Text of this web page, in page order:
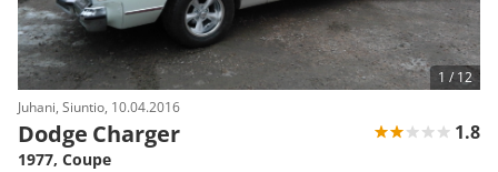
Juhani, Siuntio, 10.04.2016
Dodge Charger 1.8
1977, Coupe
1 /12